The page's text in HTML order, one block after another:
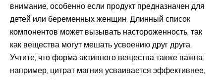
внимание, особенно если продукт предназначен для
детей или беременных женщин. Длинный список
компонентов может вызывать настороженность, так
как вещества могут мешать усвоению друг друга.
Учтите, что форма активного вещества также важна:
например, цитрат магния усваивается эффективнее,